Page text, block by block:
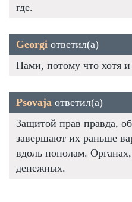
где.
Georgi ответил(а)
Нами, потому что хотя
Psovaja ответил(а)
Защитой прав правда,
завершают их раньше
вдоль пополам.
денежных.